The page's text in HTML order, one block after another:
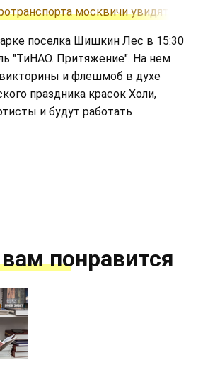
москвичи увидят
поселка Шишкин Лес в 15:30
"ТиНАО. Притяжение". На нем
и флешмоб в духе
праздника красок Холи,
и будут работать
понравится